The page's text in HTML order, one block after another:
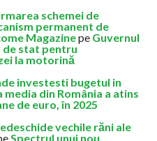
schemei de
permanent de
Magazinepe Guvernul
de stat pentru
la motorină
investesti bugetul in
media din România a atins
de euro, în 2025
vechile răni ale
Spectrul unui nou